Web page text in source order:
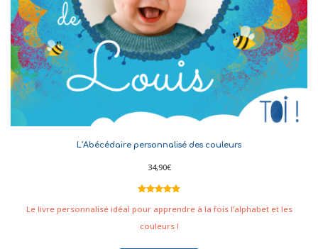
L’Abécédaire personnalisé des couleurs
34,90€
sur 5
basé sur
notations
client
Le livre personnalisé idéal pour apprendre à la fois l’alphabet et les
couleurs !